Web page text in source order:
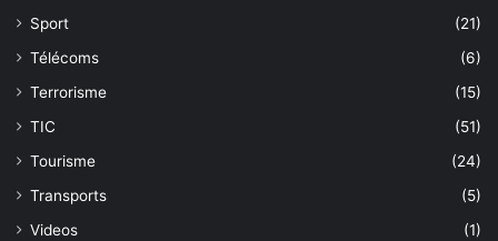
Sport
(21)
Télécoms
(6)
Terrorisme
(15)
TIC
(51)
Tourisme
(24)
Transports
(5)
Videos
(1)